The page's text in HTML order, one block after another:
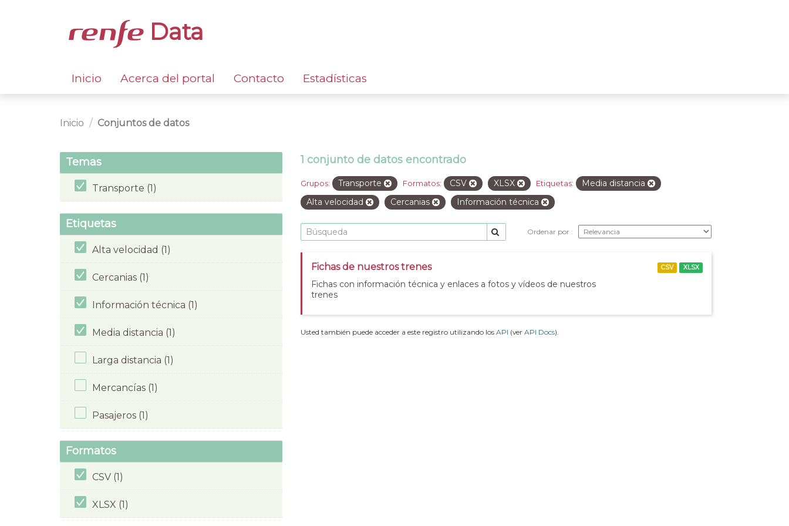
Data
Inicio Acerca del portal Contacto Estadísticas
Inicio Conjuntos de datos
Temas
Transporte (1)
Etiquetas
Alta velocidad (1)
Cercanias (1)
Información técnica (1)
Media distancia (1)
Larga distancia (1)
Mercancías (1)
Pasajeros (1)
Formatos
CSV (1)
XLSX (1)
1 conjunto de datos encontrado
Grupos: Transporte Formatos: CSV XLSX Etiquetas:
Media distancia
Alta velocidad
Cercanias Información técnica
Ordenar por
Fichas de nuestros trenes
Fichas con información técnica y enlaces a fotos y vídeos de nuestros
trenes
CSV XLSX
Usted también puede acceder a este registro utilizando los API (ver API Docs).